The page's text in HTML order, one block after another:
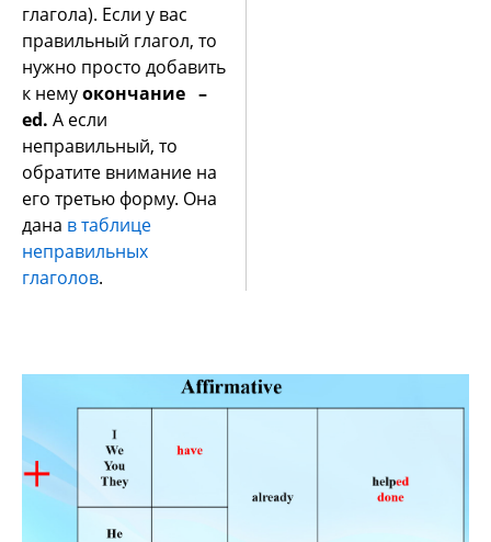
глагола). Если у вас
правильный глагол, то
нужно просто добавить
к немуокончание –
ed. А если
неправильный, то
обратите внимание на
его третью форму. Она
дана в таблице
неправильных
глаголов.